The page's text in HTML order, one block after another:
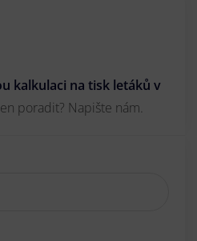
kalkulaci na tisk letáků v
poradit? Napište nám.